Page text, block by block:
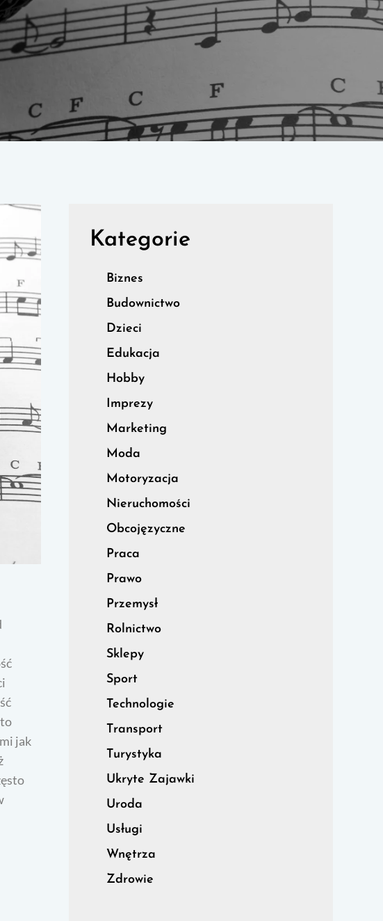
jak
Kategorie
Biznes
Budownictwo
Dzieci
Edukacja
Hobby
Imprezy
Marketing
Moda
Motoryzacja
Nieruchomości
Obcojęzyczne
Praca
Prawo
Przemysł
Rolnictwo
Sklepy
Sport
Technologie
Transport
Turystyka
Ukryte Zajawki
Uroda
Usługi
Wnętrza
Zdrowie